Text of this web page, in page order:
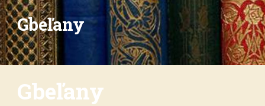
Gbeľany
Gbeľany